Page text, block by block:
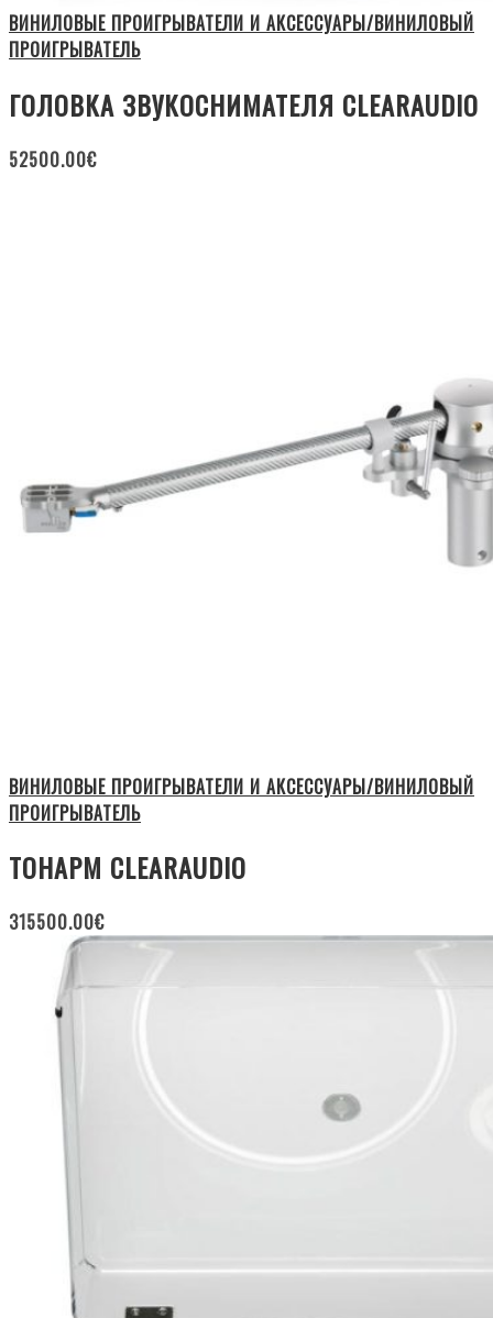
ВИНИЛОВЫЕ ПРОИГРЫВАТЕЛИ И АКСЕССУАРЫ/ВИНИЛОВЫЙ
ПРОИГРЫВАТЕЛЬ
ГОЛОВКА ЗВУКОСНИМАТЕЛЯ CLEARAUDIO
52500.00€
ВИНИЛОВЫЕ ПРОИГРЫВАТЕЛИ И АКСЕССУАРЫ/ВИНИЛОВЫЙ
ПРОИГРЫВАТЕЛЬ
ТОНАРМ CLEARAUDIO
315500.00€